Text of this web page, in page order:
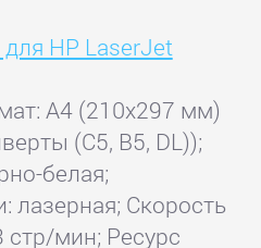
HP LaserJet
A4 (210x297 мм)
(C5, B5, DL));
белая;
лазерная; Скорость
стр/мин; Ресурс